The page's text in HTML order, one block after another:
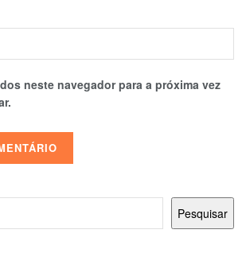
neste navegador para a próxima vez
Pesquisar